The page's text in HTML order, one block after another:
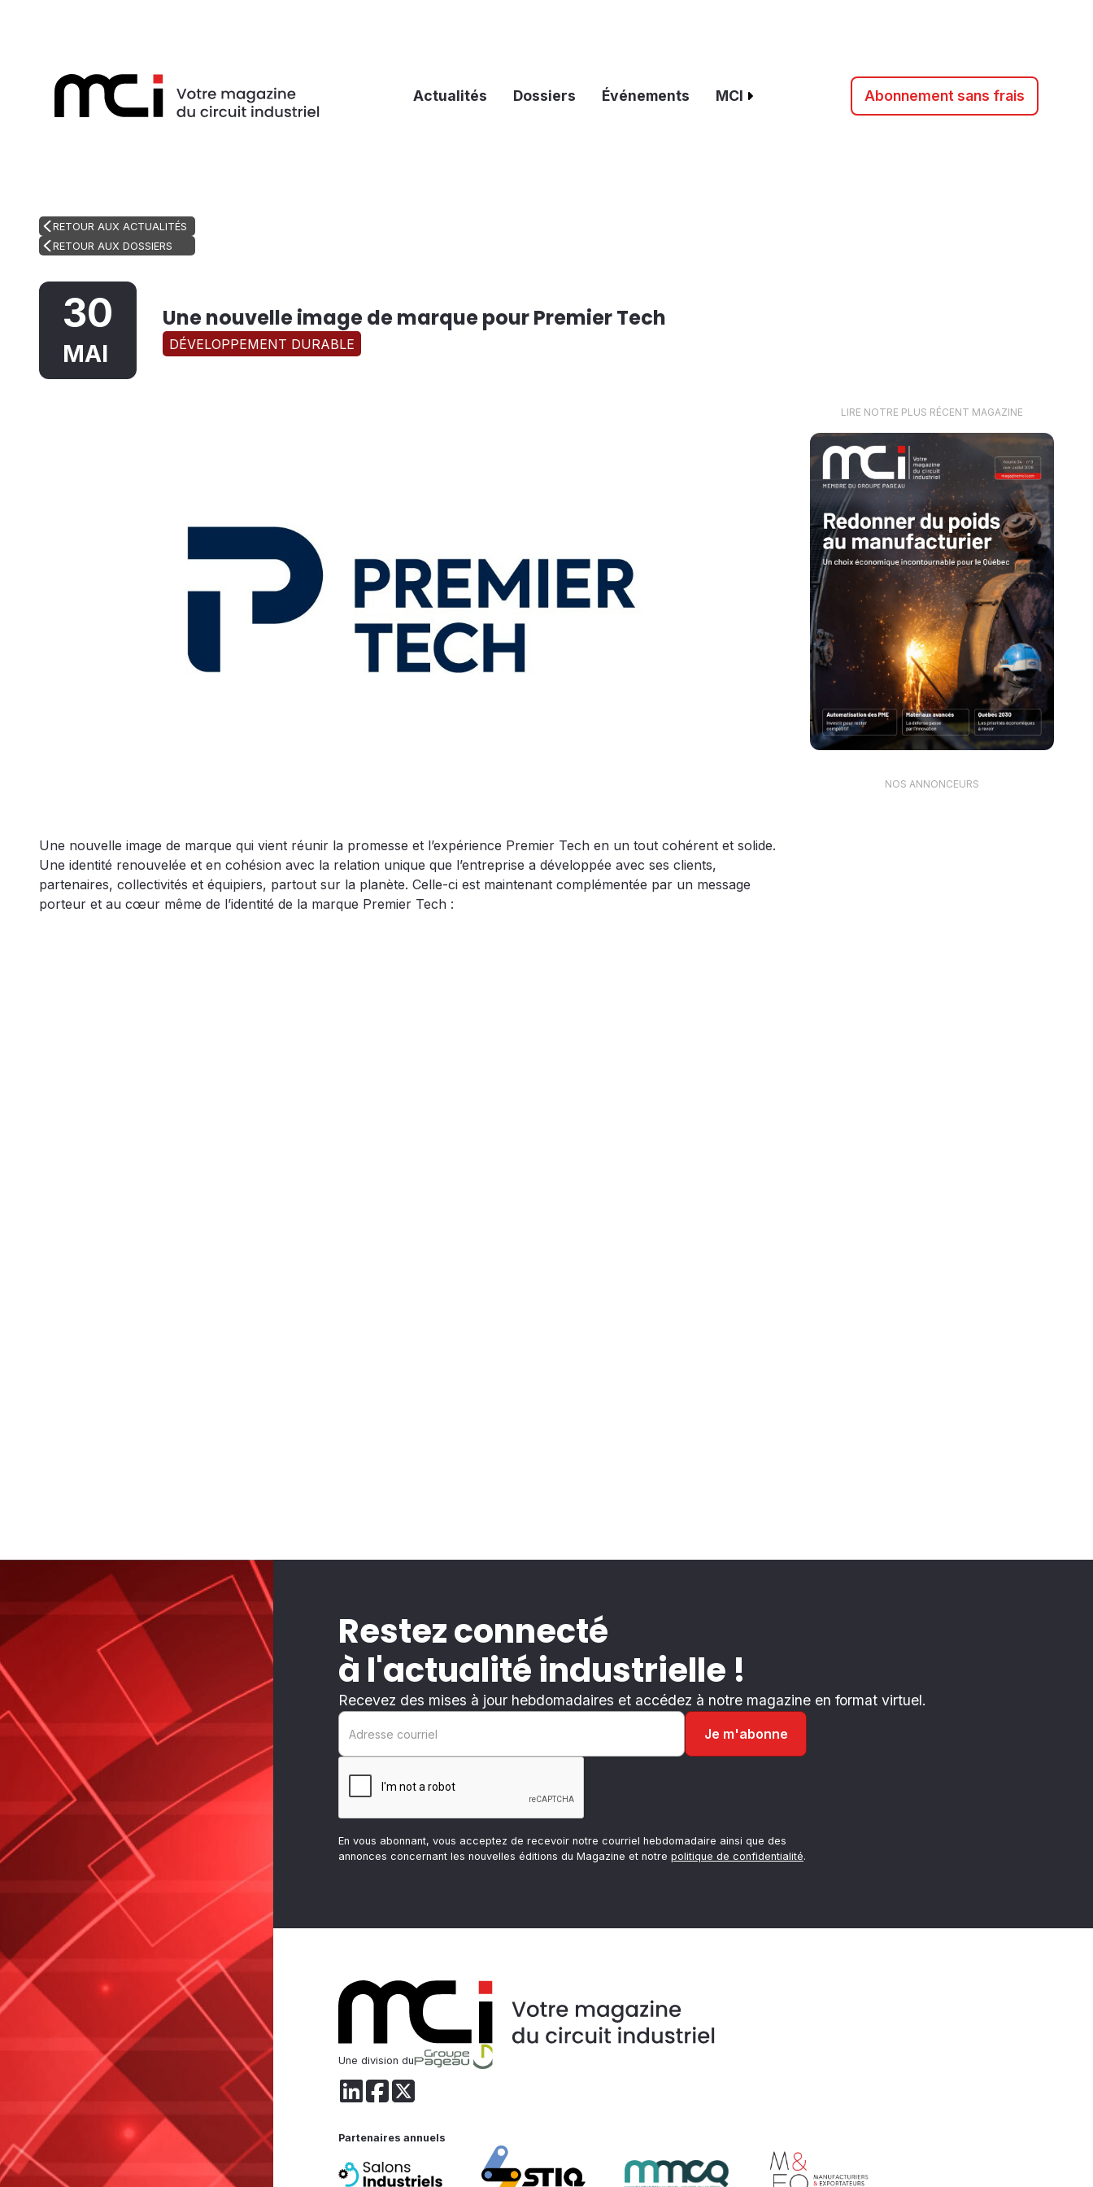
Actualités Dossiers Événements MCI Abonnement sans frais
RETOUR AUX ACTUALITÉS
RETOUR AUX DOSSIERS
30
MAI
Une nouvelle image de marque pour Premier Tech
DÉVELOPPEMENT DURABLE
Une nouvelle image de marque qui vient réunir la promesse et l’expérience Premier Tech en un tout cohérent et solide.
Une identité renouvelée et en cohésion avec la relation unique que l’entreprise a développée avec ses clients,
partenaires, collectivités et équipiers, partout sur la planète. Celle-ci est maintenant complémentée par un message
porteur et au cœur même de l’identité de la marque Premier Tech :
LIRE NOTRE PLUS RÉCENT MAGAZINE
NOS ANNONCEURS
Restez connecté
à l'actualité industrielle !
Recevez des mises à jour hebdomadaires et accédez à notre magazine en format virtuel.
En vous abonnant, vous acceptez de recevoir notre courriel hebdomadaire ainsi que des
annonces concernant les nouvelles éditions du Magazine et notre politique de confidentialité.
Une division du
Partenaires annuels